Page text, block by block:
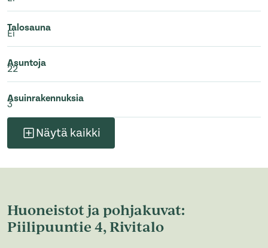
Talosauna
Ei
Asuntoja
22
Asuinrakennuksia
3
Näytä kaikki
Huoneistot ja pohjakuvat:
Piilipuuntie 4, Rivitalo